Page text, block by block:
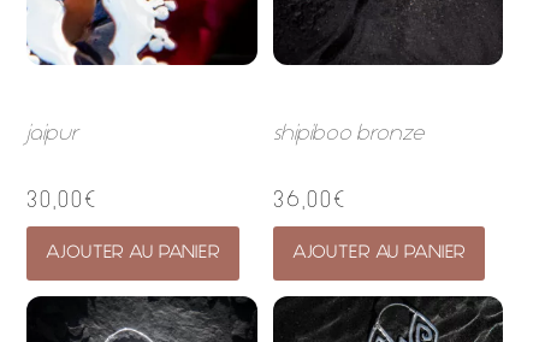
jaipur
30,00 €
AJOUTER AU PANIER
shipiboo bronze
36,00 €
AJOUTER AU PANIER